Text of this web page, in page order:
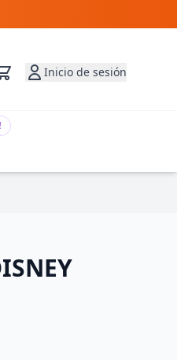
Inicio de sesión